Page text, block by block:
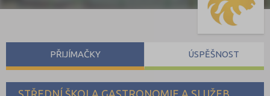
PŘIJÍMAČKY ÚSPĚŠNOST